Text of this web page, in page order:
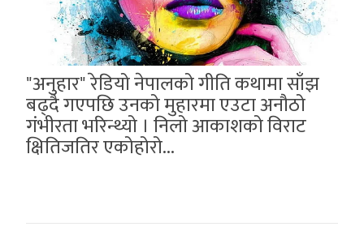
"अनुहार" रेडियो नेपालको गीति कथामा साँझ
बढ्दै गएपछि उनको मुहारमा एउटा अनौठो
गंभीरता भरिन्थ्यो । निलो आकाशको विराट
क्षितिजतिर एकोहोरो...